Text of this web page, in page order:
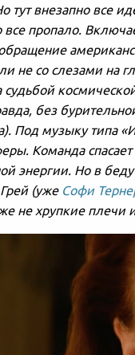
тут внезапно все
все пропало.
не со слезами на
судьбой
без
Под музыку типа
Команда
энергии. Но в
(уже Софи
не хрупкие плечи